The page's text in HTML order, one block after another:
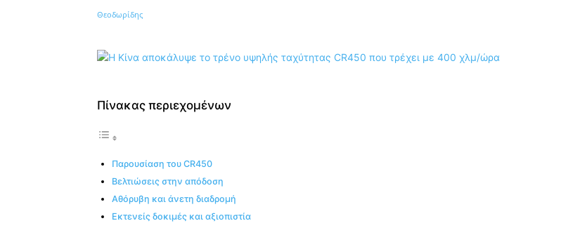
Κοινοποίηση
Πίνακας περιεχομένων
Παρουσίαση του CR450
Βελτιώσεις στην απόδοση
Αθόρυβη και άνετη διαδρομή
Εκτενείς δοκιμές και αξιοπιστία